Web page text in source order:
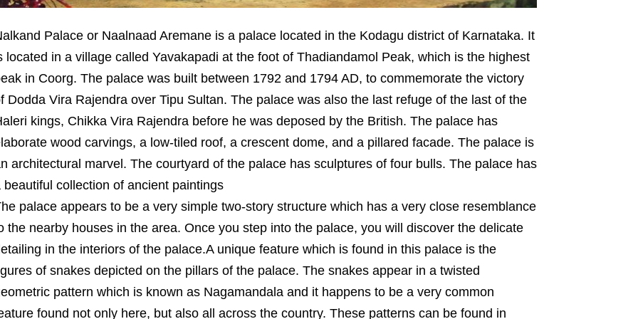
Palace or Naalnaad Aremane is a palace located in the Kodagu district of Karnataka. It
located in a village called Yavakapadi at the foot of Thadiandamol Peak, which is the highest
in Coorg. The palace was built between 1792 and 1794 AD, to commemorate the victory
Dodda Vira Rajendra over Tipu Sultan. The palace was also the last refuge of the last of the
kings, Chikka Vira Rajendra before he was deposed by the British. The palace has
wood carvings, a low-tiled roof, a crescent dome, and a pillared facade. The palace is
architectural marvel. The courtyard of the palace has sculptures of four bulls. The palace has
beautiful collection of ancient paintings
palace appears to be a very simple two-story structure which has a very close resemblance
the nearby houses in the area. Once you step into the palace, you will discover the delicate
in the interiors of the palace.A unique feature which is found in this palace is the
of snakes depicted on the pillars of the palace. The snakes appear in a twisted
pattern which is known as Nagamandala and it happens to be a very common
found not only here, but also all across the country. These patterns can be found in